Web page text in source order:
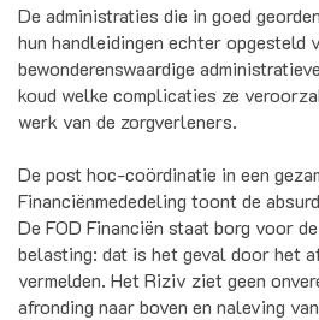
De administraties die in goed
hun handleidingen echter opgesteld
bewonderenswaardige
koud welke complicaties ze
werk van de zorgverleners.
De post hoc-coördinatie in een
Financiënmededeling toont de
De FOD Financiën staat borg voor
belasting: dat is het geval door het
vermelden. Het Riziv ziet geen
afronding naar boven en naleving